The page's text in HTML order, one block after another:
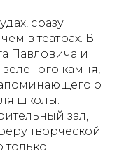
сразу
в театрах. В
Павловича и
камня,
о
школы.
зал,
творческой
только